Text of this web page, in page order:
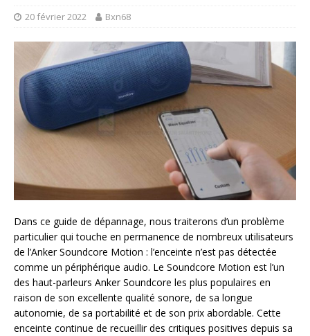
20 février 2022 Bxn68
Dans ce guide de dépannage, nous traiterons d’un problème
particulier qui touche en permanence de nombreux utilisateurs
de l’Anker Soundcore Motion : l’enceinte n’est pas détectée
comme un périphérique audio. Le Soundcore Motion est l’un
des haut-parleurs Anker Soundcore les plus populaires en
raison de son excellente qualité sonore, de sa longue
autonomie, de sa portabilité et de son prix abordable. Cette
enceinte continue de recueillir des critiques positives depuis sa